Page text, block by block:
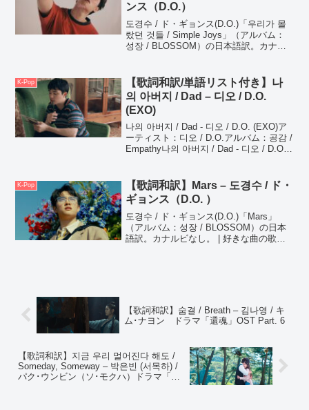
ンス（D.O.）
도경수 / ド・ギョンス(D.O.)「우리가 몰
랐던 것들 / Simple Joys」（アルバム：
성장 / BLOSSOM）の日本語訳。カナル
Language」
K-Pop
【歌詞和訳/単語リスト付き】나
의 아버지 / Dad – 디오 / D.O.
(EXO)
나의 아버지 / Dad - 디오 / D.O. (EXO)ア
ーティスト：디오 / D.O.アルバム：공감 /
Empathy나의 아버지 / Dad - 디오 / D.O.
K-Pop
【歌詞和訳】Mars – 도경수 / ド・
ギョンス（D.O. ）
도경수 / ド・ギョンス(D.O.)「Mars」
（アルバム：성장 / BLOSSOM）の日本
語訳。カナルビなし。 | 好きな曲の歌詞
【歌詞和訳】숨결 / Breath – 김나영 / キ
ム･ナヨン ドラマ「還魂」OST Part. 6
【歌詞和訳】지금 우리 멀어진다 해도 /
Someday, Someway – 박은빈 (서목하) /
パク･ウンビン（ソ･モクハ）ドラマ「無